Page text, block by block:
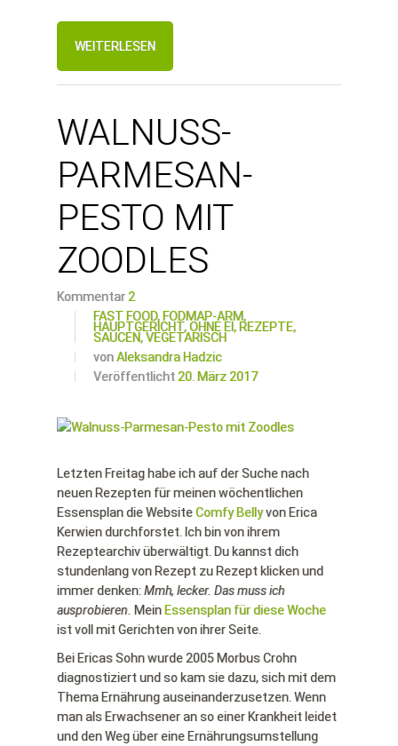
WEITERLESEN
WALNUSS-
PARMESAN-
PESTO MIT
ZOODLES
Kommentar 2
FAST FOOD, FODMAP-ARM,
HAUPTGERICHT,OHNE EI, REZEPTE,
SAUCEN,VEGETARISCH
vonAleksandra Hadzic
Veröffentlicht 20. März 2017
Letzten Freitag habe ich auf der Suche nach
neuen Rezepten für meinen wöchentlichen
Essensplan die WebsiteComfy Bellyvon Erica
Kerwien durchforstet. Ich bin von ihrem
Rezeptearchiv überwältigt. Du kannst dich
stundenlang von Rezept zu Rezept klicken und
immer denken:Mmh, lecker. Das muss ich
ausprobieren. Mein Essensplan für diese Woche
ist voll mit Gerichten von ihrer Seite.
Bei Ericas Sohn wurde 2005 Morbus Crohn
diagnostiziert und so kam sie dazu, sich mit dem
Thema Ernährung auseinanderzusetzen. Wenn
man als Erwachsener an so einer Krankheit leidet
und den Weg über eine Ernährungsumstellung